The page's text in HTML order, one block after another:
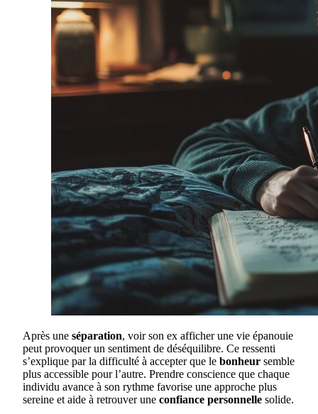
Après une séparation, voir son ex afficher une vie épanouie
peut provoquer un sentiment de déséquilibre. Ce ressenti
s’explique par la difficulté à accepter que le bonheur semble
plus accessible pour l’autre. Prendre conscience que chaque
individu avance à son rythme favorise une approche plus
sereine et aide à retrouver une confiance personnelle solide.